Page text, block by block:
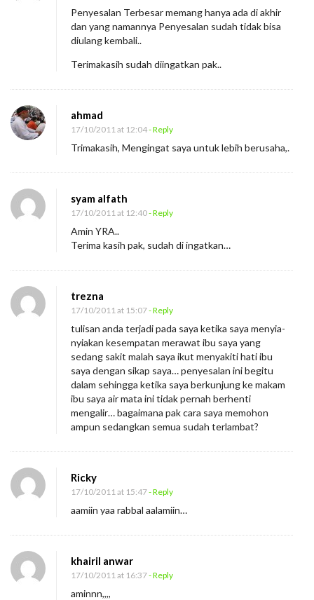
Penyesalan Terbesar memang hanya ada di akhir
dan yang namannya Penyesalan sudah tidak bisa
diulang kembali..
Terimakasih sudah diingatkan pak..
ahmad
17/10/2011 at 12:04- Reply
Trimakasih, Mengingat saya untuk lebih berusaha,.
syam alfath
17/10/2011 at 12:40- Reply
Amin YRA..
Terima kasih pak, sudah di ingatkan…
trezna
17/10/2011 at 15:07- Reply
tulisan anda terjadi pada saya ketika saya menyia-
nyiakan kesempatan merawat ibu saya yang
sedang sakit malah saya ikut menyakiti hati ibu
saya dengan sikap saya… penyesalan ini begitu
dalam sehingga ketika saya berkunjung ke makam
ibu saya air mata ini tidak pernah berhenti
mengalir… bagaimana pak cara saya memohon
ampun sedangkan semua sudah terlambat?
Ricky
17/10/2011 at 15:47- Reply
aamiin yaa rabbal aalamiin…
khairil anwar
17/10/2011 at 16:37- Reply
aminnn,,,,